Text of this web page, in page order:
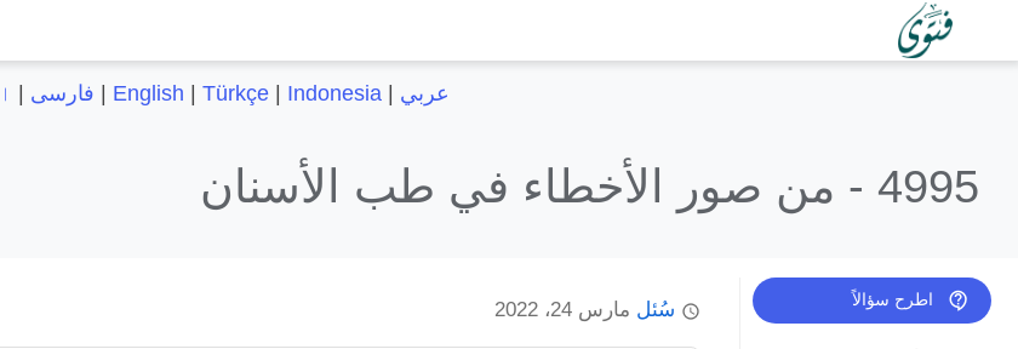
عربي |
English Türkçe| Indonesia فارسی
4995 - من صور الأخطاء في طب الأسنان
اطرح سؤالاً سُئل مارس 24، 2022